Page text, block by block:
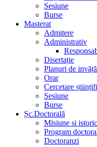
Sesiune
Burse
Masterat
Admitere
Administrativ
Disertație
Planuri de
Orar
Cercetare
Sesiune
Burse
Șc.Doctorală
Misiune si istoric
Program
Doctoranzi